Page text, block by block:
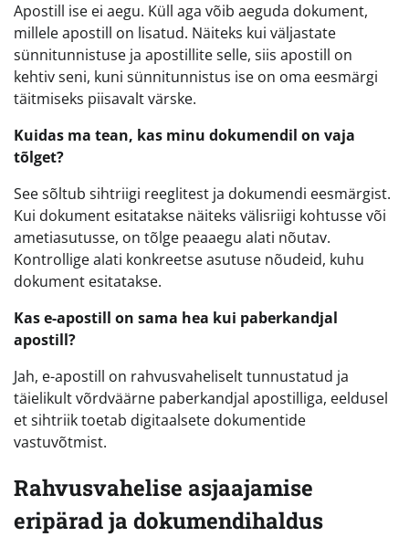
Apostill ise ei aegu. Küll aga võib aeguda dokument,
millele apostill on lisatud. Näiteks kui väljastate
sünnitunnistuse ja apostillite selle, siis apostill on
kehtiv seni, kuni sünnitunnistus ise on oma eesmärgi
täitmiseks piisavalt värske.
Kuidas ma tean, kas minu dokumendil on vaja
tõlget?
See sõltub sihtriigi reeglitest ja dokumendi eesmärgist.
Kui dokument esitatakse näiteks välisriigi kohtusse või
ametiasutusse, on tõlge peaaegu alati nõutav.
Kontrollige alati konkreetse asutuse nõudeid, kuhu
dokument esitatakse.
Kas e-apostill on sama hea kui paberkandjal
apostill?
Jah, e-apostill on rahvusvaheliselt tunnustatud ja
täielikult võrdväärne paberkandjal apostilliga, eeldusel
et sihtriik toetab digitaalsete dokumentide
vastuvõtmist.
Rahvusvahelise asjaajamise
eripärad ja dokumendihaldus